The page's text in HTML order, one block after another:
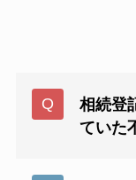
相続登
ていた